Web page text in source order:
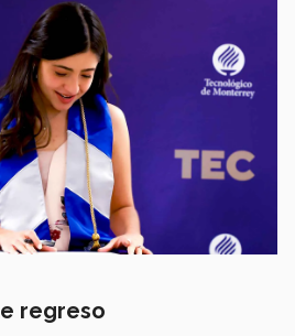
regreso